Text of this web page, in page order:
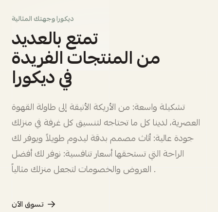
ديكورا وجهتك المثالية
تمتع بالعديد
من المنتجات الفريدة
في ديكورا
تشكيلة واسعة: من الأريكة الأنيقة إلى طاولة القهوة
العصرية، لدينا كل ما تحتاجه لتنسيق كل غرفة في منزلك
جودة عالية: أثاث مصمم بدقة ليدوم طويلاً ويوفر لك
الراحة التي تستحقها أسعار تنافسية: نوفر لك أفضل
العروض والخصومات لتجعل منزلك مثالياً .
تسوق الآن